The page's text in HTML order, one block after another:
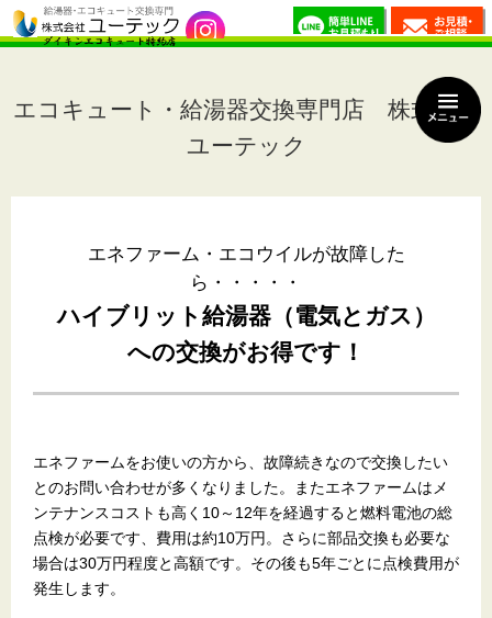
エコキュート・給湯器交換専門店 株式会社
ユーテック
エネファーム・エコウイルが故障した
ら・・・・・
ハイブリット給湯器（電気とガス）
への交換がお得です！
エネファームをお使いの方から、故障続きなので交換したい
とのお問い合わせが多くなりました。またエネファームはメ
ンテナンスコストも高く10～12年を経過すると燃料電池の総
点検が必要です、費用は約10万円。さらに部品交換も必要な
場合は30万円程度と高額です。その後も5年ごとに点検費用が
発生します。